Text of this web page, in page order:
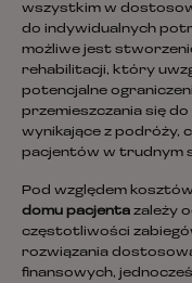
wszystkim w
do indywidualnych
możliwe jest
rehabilitacji, który
potencjalne
przemieszczania się
wynikające z podróży,
pacjentów w trudnym
Pod względem
domu pacjenta zależy
częstotliwości
rozwiązania
finansowych,